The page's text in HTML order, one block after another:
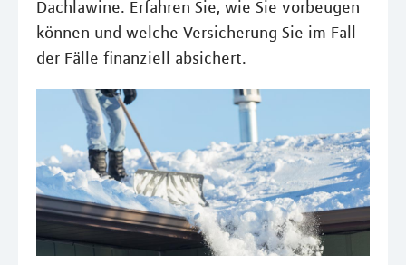
Dachlawine. Erfahren Sie, wie Sie vorbeugen
können und welche Versicherung Sie im Fall
der Fälle finanziell absichert.